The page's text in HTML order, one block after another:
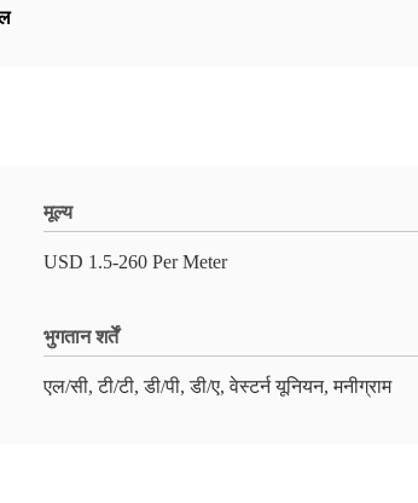
मूल्य
USD 1.5-260 Per Meter
भुगतान शर्तें
एल/सी, टी/टी, डी/पी, डी/ए, वेस्टर्न यूनियन, मनीग्राम